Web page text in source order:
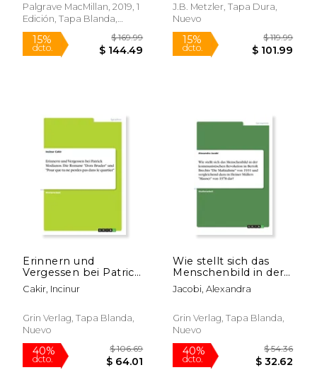
Palgrave MacMillan, 2019, 1
Edición, Tapa Blanda,
Nuevo
J.B. Metzler, Tapa Dura,
Nuevo
Erinnern und
Vergessen bei Patrick
Modianos. Die
Romane "Dora
que tu ne perdes pas
dans le quartier" (en
Cakir, Incinur
Grin Verlag, Tapa Blanda,
Nuevo
Wie stellt sich das
Menschenbild in der
kommunistischen
Revolution in Bertolt
Maßnahme von 1931
und vergleichend
Müllers Ma (en
Alemán)
Jacobi, Alexandra
Grin Verlag, Tapa Blanda,
Nuevo